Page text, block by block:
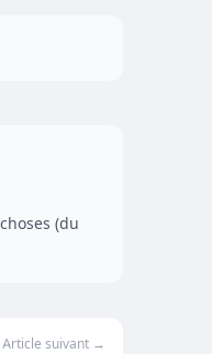
(du
Article suivant →